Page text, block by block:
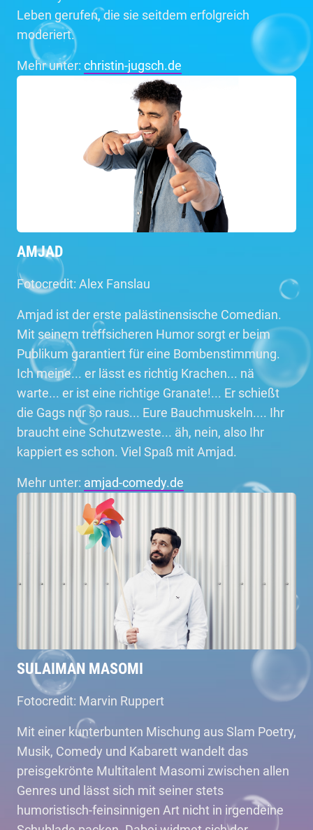
Leben gerufen, die sie seitdem erfolgreich
moderiert.
Mehr unter: christin-jugsch.de
AMJAD
Fotocredit: Alex Fanslau
Amjad ist der erste palästinensische Comedian.
Mit seinem treffsicheren Humor sorgt er beim
Publikum garantiert für eine Bombenstimmung.
Ich meine... er lässt es richtig Krachen... nä
warte... er ist eine richtige Granate!... Er schießt
die Gags nur so raus... Eure Bauchmuskeln.... Ihr
braucht eine Schutzweste... äh, nein, also Ihr
kappiert es schon. Viel Spaß mit Amjad.
Mehr unter: amjad-comedy.de
SULAIMAN MASOMI
Fotocredit: Marvin Ruppert
Mit einer kunterbunten Mischung aus Slam Poetry,
Musik, Comedy und Kabarett wandelt das
preisgekrönte Multitalent Masomi zwischen allen
Genres und lässt sich mit seiner stets
humoristisch-feinsinnigen Art nicht in irgendeine